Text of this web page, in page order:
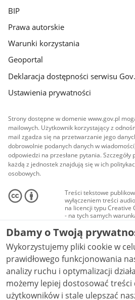
BIP
Prawa autorskie
Warunki korzystania
Geoportal
Deklaracja dostępności serwisu
Ustawienia prywatności
Strony dostępne w domenie www.gov.pl
mailowych. Użytkownik korzystający z
mail zgadza się na przetwarzanie jego
dobrowolnie podanych danych w
odpowiedzi na przesłane pytania.
każdą z jednostek znajdują się w ich
osobowych.
Treści tekstowe
wyłączeniem treści
na licencji typu Creative
- na tych samych
Materiały
audio i wideo, są
Creative Commons:
niekomercyjne - bez
NC-ND 4.0), o ile nie jest
Dbamy o Twoją
Wykorzystujemy pliki cookie w
prawidłowego funkcjonowania
analizy ruchu i optymalizacji działania
możemy lepiej dostosować
użytkowników i stale ulepszać nasze usługi.